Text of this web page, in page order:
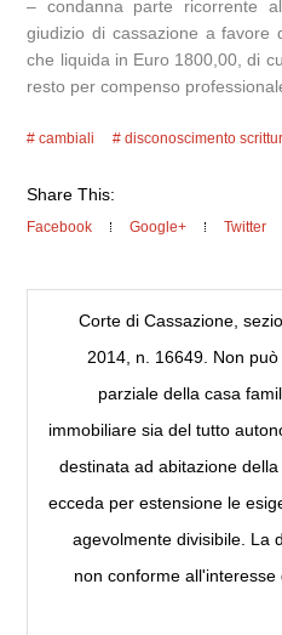
– condanna parte ricorrente
giudizio di cassazione a favore
che liquida in Euro 1800,00, di
resto per compenso
cambiali disconoscimento
Share This:
Facebook Google+ Twitter
Corte di Cassazione,
2014, n. 16649. Non
parziale della casa
immobiliare sia del tutto
destinata ad abitazione
ecceda per estensione le
agevolmente divisibile. La
non conforme